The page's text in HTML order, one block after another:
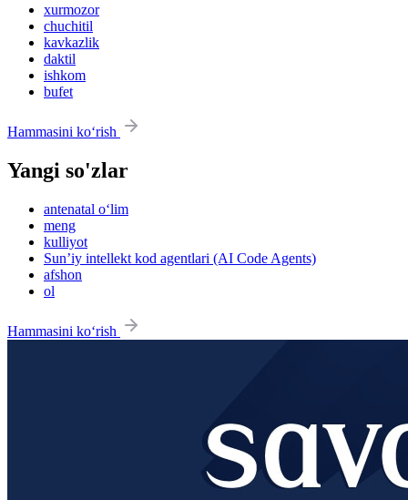
xurmozor
chuchitil
kavkazlik
daktil
ishkom
bufet
Hammasini ko‘rish
Yangi so'zlar
antenatal o‘lim
meng
kulliyot
Sun’iy intellekt kod agentlari (AI Code Agents)
afshon
ol
Hammasini ko‘rish